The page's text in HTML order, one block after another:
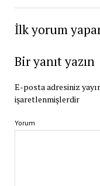
İlk yorum
Bir yanıt yazın
E-posta adresiniz
işaretlenmişlerdir
Yorum